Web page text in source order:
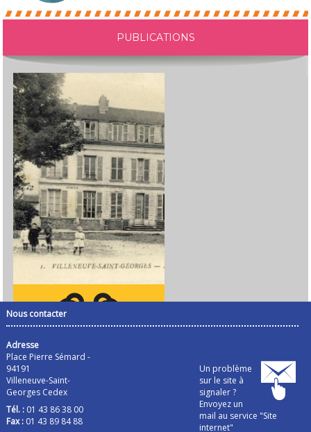
PUBLICATIONS
Nous contacter
Adresse
Place Pierre Sémard -
94191
Villeneuve-Saint-
Georges Cedex
Tél. :01 43 86 38 00
Fax :01 43 89 84 88
Un problème
sur le site à
signaler ?
Envoyez un
mail au service "Site
internet"